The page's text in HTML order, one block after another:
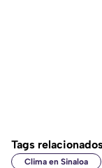
Tags
Clima en Sinaloa